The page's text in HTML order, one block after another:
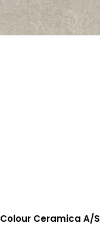
Colour Ceramica A/S